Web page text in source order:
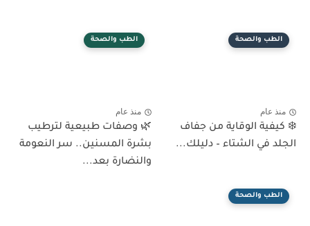
الطب والصحة
منذ عام
❄️ كيفية الوقاية من جفاف
الجلد في الشتاء – دليلك...
الطب والصحة
منذ عام
🌿 وصفات طبيعية لترطيب
بشرة المسنين.. سر النعومة
والنضارة بعد...
الطب والصحة